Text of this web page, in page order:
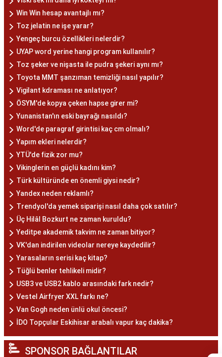
Win Win hesap avantajlı mı?
Toz jelatin ne işe yarar?
Yengeç burcu özellikleri nelerdir?
UYAP word yerine hangi program kullanılır?
Toz şeker ve nişasta ile pudra şekeri aynı mı?
Toyota MMT şanzıman temizliği nasıl yapılır?
Vigilant kdraması ne anlatıyor?
ÖSYM'de kopya çeken hapse girer mi?
Yunanistan'ın eski bayrağı nasıldı?
Word'de paragraf girintisi kaç cm olmalı?
Yapım ekleri nelerdir?
YTÜ'de fizik zor mu?
Vikinglerin en güçlü kadını kim?
Türk kültüründe en önemli giysi nedir?
Yandex neden reklamlı?
Trendyol'da yemek siparişi nasıl daha çok satılır?
Üç Hilâl Bozkurt ne zaman kuruldu?
Yeditpe akademik takvim ne zaman bitiyor?
VK'dan indirilen videolar nereye kaydedilir?
Yarasaların serisi kaç kitap?
Tüğlü benler tehlikeli midir?
USB3 ve USB2 kablo arasındaki fark nedir?
Vestel Airfryer XXL farkı ne?
Van Gogh neden ünlü okul öncesi?
İDO Topçular Eskihisar arabalı vapur kaç dakika?
SPONSOR BAĞLANTILAR